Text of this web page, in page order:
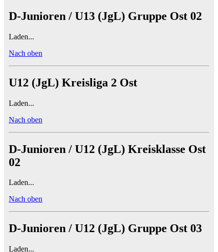
D-Junioren / U13 (JgL) Gruppe Ost 02
Laden...
Nach oben
U12 (JgL) Kreisliga 2 Ost
Laden...
Nach oben
D-Junioren / U12 (JgL) Kreisklasse Ost
02
Laden...
Nach oben
D-Junioren / U12 (JgL) Gruppe Ost 03
Laden...